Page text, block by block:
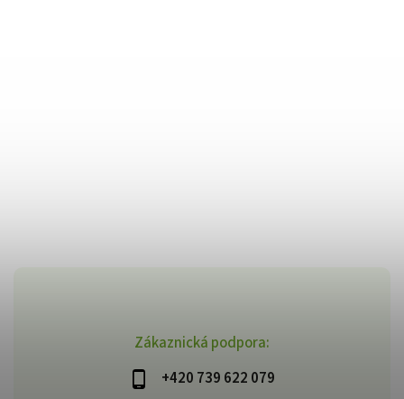
Zákaznická podpora:
+420 739 622 079